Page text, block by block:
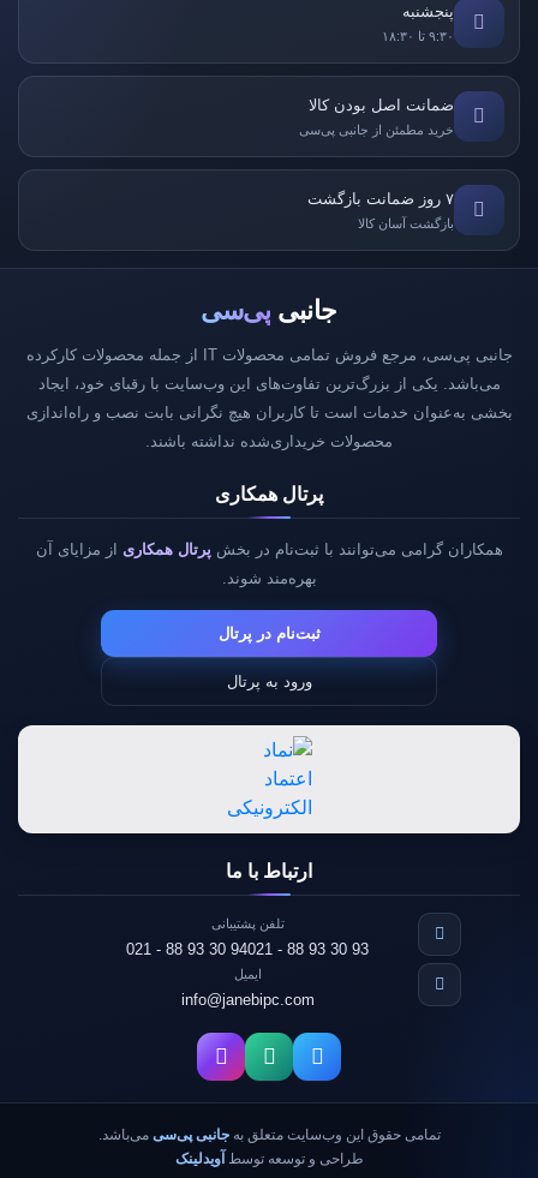
پنجشنبه
۹:۳۰ تا ۱۸:۳۰
ضمانت اصل بودن کالا
خرید مطمئن از جانبی پی‌سی
۷ روز ضمانت بازگشت
بازگشت آسان کالا
جانبی پی‌سی
جانبی پی‌سی، مرجع فروش تمامی محصولات IT از جمله محصولات کارکرده
می‌باشد. یکی از بزرگ‌ترین تفاوت‌های این وب‌سایت با رقبای خود، ایجاد
بخشی به‌عنوان خدمات است تا کاربران هیچ نگرانی بابت نصب و راه‌اندازی
محصولات خریداری‌شده نداشته باشند.
پرتال همکاری
همکاران گرامی می‌توانند با ثبت‌نام در بخش پرتال همکاری از مزایای آن
بهره‌مند شوند.
ثبت‌نام در پرتال
ورود به پرتال
ارتباط با ما
تلفن پشتیبانی
021 - 88 93 30 93
021 - 88 93 30 94
ایمیل
info@janebipc.com
تمامی حقوق این وب‌سایت متعلق بهجانبی پی‌سی می‌باشد.
طراحی و توسعه توسط آویدلینک